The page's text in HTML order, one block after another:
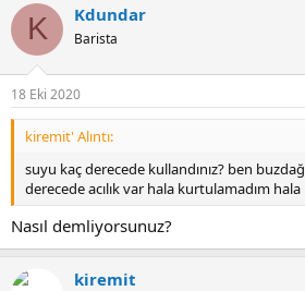
k
l
:
K Kdundar
Barista
18 Eki 2020
kiremit' Alıntı:
suyu kaç derecede kullandınız? ben
derecede acılık var hala kurtulamadım hala
Nasıl demliyorsunuz?
kiremit